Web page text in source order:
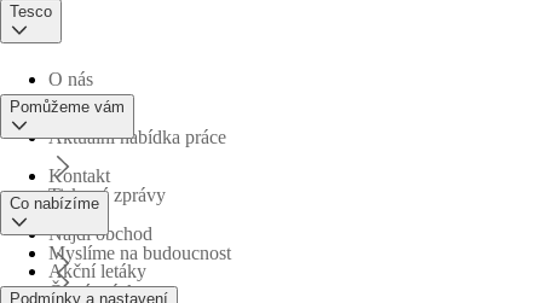
Tesco
O nás
Aktuální nabídka práce
Tiskové zprávy
Myslíme na budoucnost
Pomůžeme vám
Kontakt
Najdi obchod
Časté otázky
Co nabízíme
Akční letáky
Podmínky a nastavení